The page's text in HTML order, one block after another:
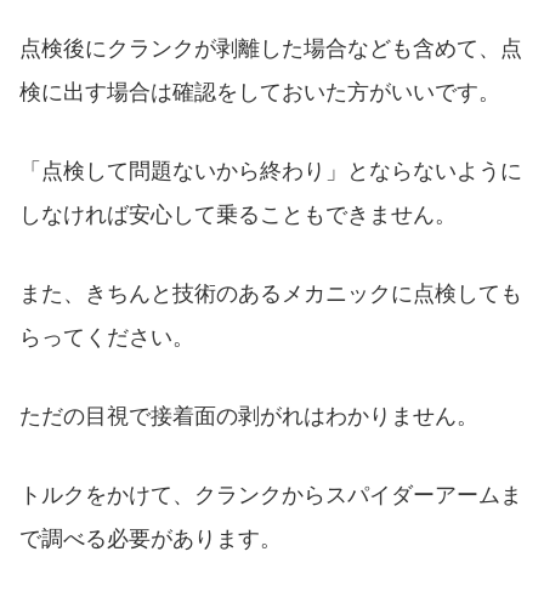
点検後にクランクが剥離した場合なども含めて、点
検に出す場合は確認をしておいた方がいいです。
「点検して問題ないから終わり」とならないように
しなければ安心して乗ることもできません。
また、きちんと技術のあるメカニックに点検しても
らってください。
ただの目視で接着面の剥がれはわかりません。
トルクをかけて、クランクからスパイダーアームま
で調べる必要があります。